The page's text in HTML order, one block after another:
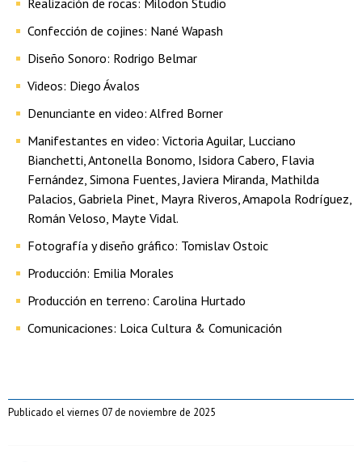
Realización de rocas: Milodon Studio
Confección de cojines: Nané Wapash
Diseño Sonoro: Rodrigo Belmar
Videos: Diego Ávalos
Denunciante en video: Alfred Borner
Manifestantes en video: Victoria Aguilar, Lucciano
Bianchetti, Antonella Bonomo, Isidora Cabero, Flavia
Fernández, Simona Fuentes, Javiera Miranda, Mathilda
Palacios, Gabriela Pinet, Mayra Riveros, Amapola Rodríguez,
Román Veloso, Mayte Vidal.
Fotografía y diseño gráfico: Tomislav Ostoic
Producción: Emilia Morales
Producción en terreno: Carolina Hurtado
Comunicaciones: Loica Cultura & Comunicación
Publicado el viernes 07 de noviembre de 2025